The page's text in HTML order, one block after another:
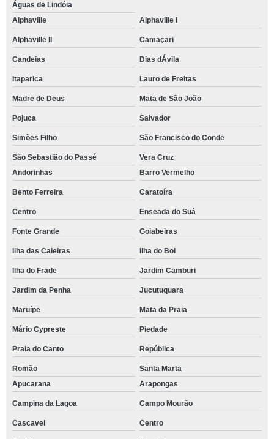
Águas de Lindóia
Alphaville
Alphaville I
Alphaville II Camaçari
Candeias Dias dÁvila
Itaparica Lauro de Freitas
Madre de Deus Mata de São João
Pojuca Salvador
Simões Filho São Francisco do Conde
São Sebastião do Passé
Vera Cruz
Andorinhas
Barro Vermelho
Bento Ferreira Caratoíra
Centro Enseada do Suá
Fonte Grande Goiabeiras
Ilha das Caieiras Ilha do Boi
Ilha do Frade Jardim Camburi
Jardim da Penha Jucutuquara
Maruípe Mata da Praia
Mário Cypreste Piedade
Praia do Canto República
Romão
Santa Marta
Apucarana
Arapongas
Campina da Lagoa Campo Mourão
Cascavel Centro